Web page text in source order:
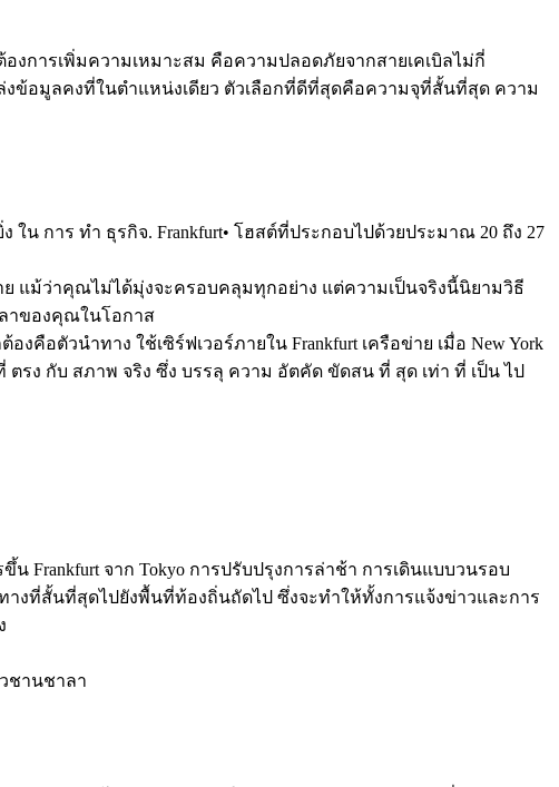
การเพิ่มความเหมาะสม คือความปลอดภัยจากสายเคเบิลไม่กี่
ข้อมูลคงที่ในตําแหน่งเดียว ตัวเลือกที่ดีที่สุดคือความจุที่สั้นที่สุด ความ
ใน การ ทํา ธุรกิจ. Frankfurt• โฮสต์ที่ประกอบไปด้วยประมาณ 20 ถึง 27
แม้ว่าคุณไม่ได้มุ่งจะครอบคลุมทุกอย่าง แต่ความเป็นจริงนี้นิยามวิธี
าของคุณในโอกาส
คือตัวนําทาง ใช้เซิร์ฟเวอร์ภายใน Frankfurt เครือข่าย เมื่อ New York
รง กับ สภาพ จริง ซึ่ง บรรลุ ความ อัตคัด ขัดสน ที่ สุด เท่า ที่ เป็น ไป
จาก Tokyo การปรับปรุงการล่าช้า การเดินแบบวนรอบ
ที่สั้นที่สุดไปยังพื้นที่ท้องถิ่นถัดไป ซึ่งจะทําให้ทั้งการแจ้งข่าวและการ
ชานชาลา